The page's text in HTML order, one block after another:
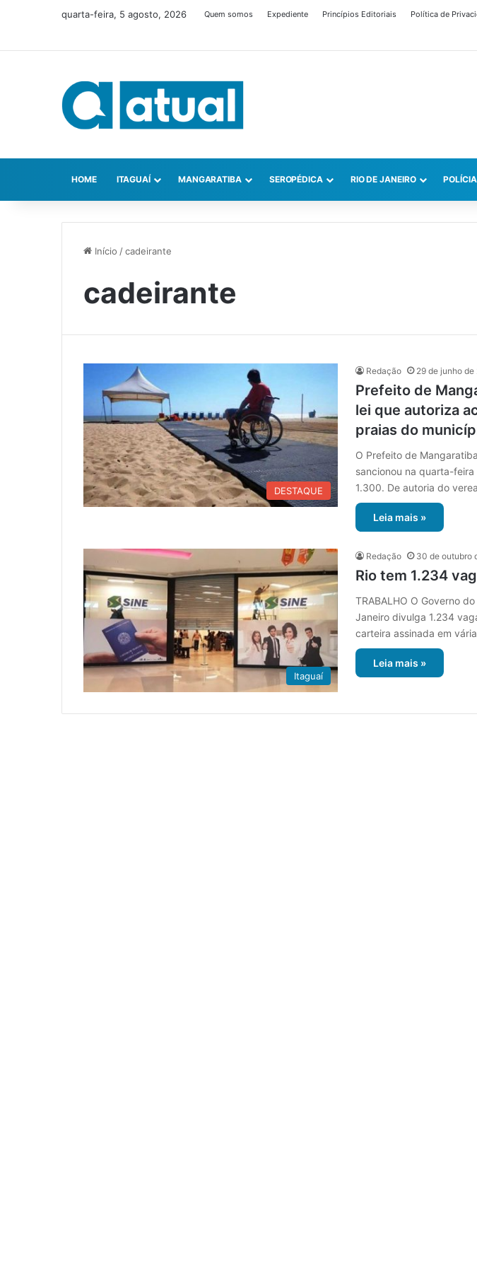
quarta-feira, 5 agosto, 2026 Quem somos Expediente Princípios Editoriais Política de
HOME ITAGUAÍ MANGARATIBA SEROPÉDICA RIO DE JANEIRO POLÍCIA
Início /cadeirante
cadeirante
DESTAQUE
Redação 29 de junho de
Prefeito de
lei que autoriza
praias do
O Prefeito de
sancionou na quarta-
1.300. De autoria do
Leia mais »
Itaguaí
Redação 30 de outubro
Rio tem 1.234
TRABALHO O Governo
Janeiro divulga 1.234
carteira assinada em
Leia mais »